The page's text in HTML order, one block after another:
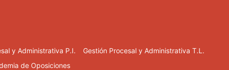
y Administrativa P.I.
Gestión Procesal y Administrativa T.L.
de Oposiciones